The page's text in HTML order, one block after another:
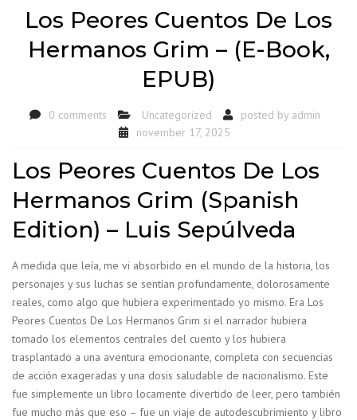
+ 386 40 111 5555
info@yourdomain.com
Los Peores Cuentos De Los
Hermanos Grim – (E-Book,
EPUB)
0 comments Uncategorized posted by admin
november 17, 2025
Los Peores Cuentos De Los
Hermanos Grim (Spanish
Edition) – Luis Sepúlveda
A medida que leía, me vi absorbido en el mundo de la historia, los
personajes y sus luchas se sentían profundamente, dolorosamente
reales, como algo que hubiera experimentado yo mismo. Era Los
Peores Cuentos De Los Hermanos Grim si el narrador hubiera
tomado los elementos centrales del cuento y los hubiera
trasplantado a una aventura emocionante, completa con secuencias
de acción exageradas y una dosis saludable de nacionalismo. Este
fue simplemente un libro locamente divertido de leer, pero también
fue mucho más que eso – fue un viaje de autodescubrimiento y libro